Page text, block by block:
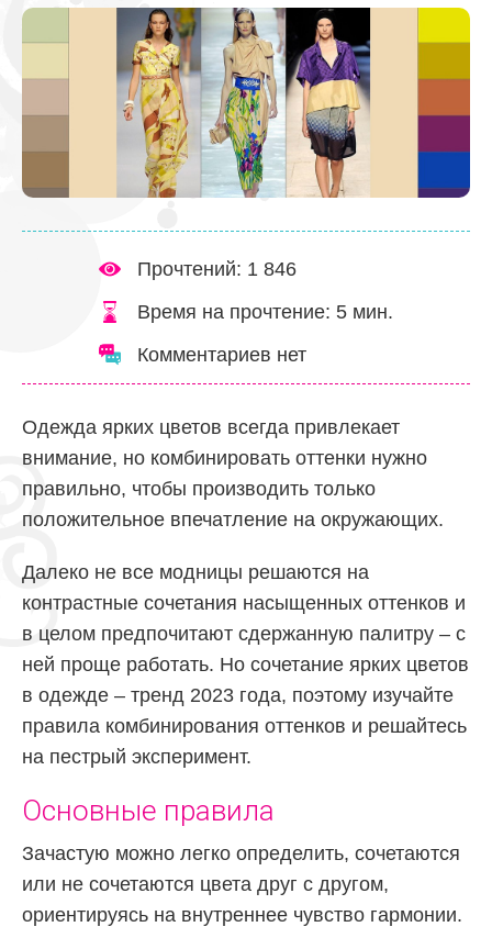
Прочтений: 1 846
Время на прочтение: 5 мин.
Комментариев нет
Одежда ярких цветов всегда привлекает
внимание, но комбинировать оттенки нужно
правильно, чтобы производить только
положительное впечатление на окружающих.
Далеко не все модницы решаются на
контрастные сочетания насыщенных оттенков и
в целом предпочитают сдержанную палитру – с
ней проще работать. Но сочетание ярких цветов
в одежде – тренд 2023 года, поэтому изучайте
правила комбинирования оттенков и решайтесь
на пестрый эксперимент.
Основные правила
Зачастую можно легко определить, сочетаются
или не сочетаются цвета друг с другом,
ориентируясь на внутреннее чувство гармонии.